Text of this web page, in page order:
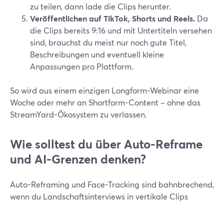
zu teilen, dann lade die Clips herunter.
Veröffentlichen auf TikTok, Shorts und Reels. Da
die Clips bereits 9:16 und mit Untertiteln versehen
sind, brauchst du meist nur noch gute Titel,
Beschreibungen und eventuell kleine
Anpassungen pro Plattform.
So wird aus einem einzigen Longform-Webinar eine
Woche oder mehr an Shortform-Content – ohne das
StreamYard-Ökosystem zu verlassen.
Wie solltest du über Auto-Reframe
und AI-Grenzen denken?
Auto-Reframing und Face-Tracking sind bahnbrechend,
wenn du Landschaftsinterviews in vertikale Clips